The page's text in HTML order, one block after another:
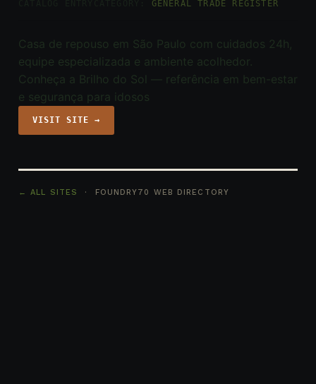
GENERAL TRADE REGISTER
Casa de repouso em São Paulo com cuidados 24h,
equipe especializada e ambiente acolhedor.
Conheça a Brilho do Sol — referência em bem-estar
e segurança para idosos
VISIT SITE →
← ALL SITES · FOUNDRY70 WEB DIRECTORY